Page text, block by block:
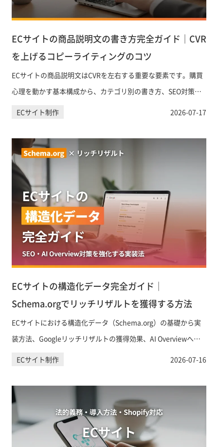
ECサイトの商品説明文の書き方完全ガイド｜CVR
を上げるコピーライティングのコツ
ECサイトの商品説明文はCVRを左右する重要な要素です。購買
心理を動かす基本構成から、カテゴリ別の書き方、SEO対策、
AIツールの活用まで、実践的なポイントを網羅的に解説しま
ECサイト制作 2026-07-17
ECサイトの構造化データ完全ガイド｜
Schema.orgでリッチリザルトを獲得する方法
ECサイトにおける構造化データ（Schema.org）の基礎から実
装方法、Googleリッチリザルトの獲得効果、AI Overviewへの
引用対策まで、EC担当者が知っておくべき構造化データ活用法
ECサイト制作 2026-07-16